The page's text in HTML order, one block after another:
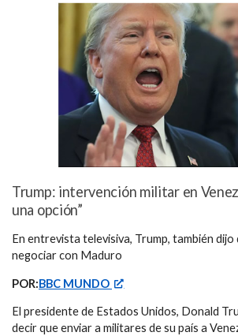
Trump: intervención militar en
una opción”
En entrevista televisiva, Trump, también
negociar con Maduro
POR:BBC MUNDO
El presidente de Estados Unidos, Donald
decir que enviar a militares de su país a